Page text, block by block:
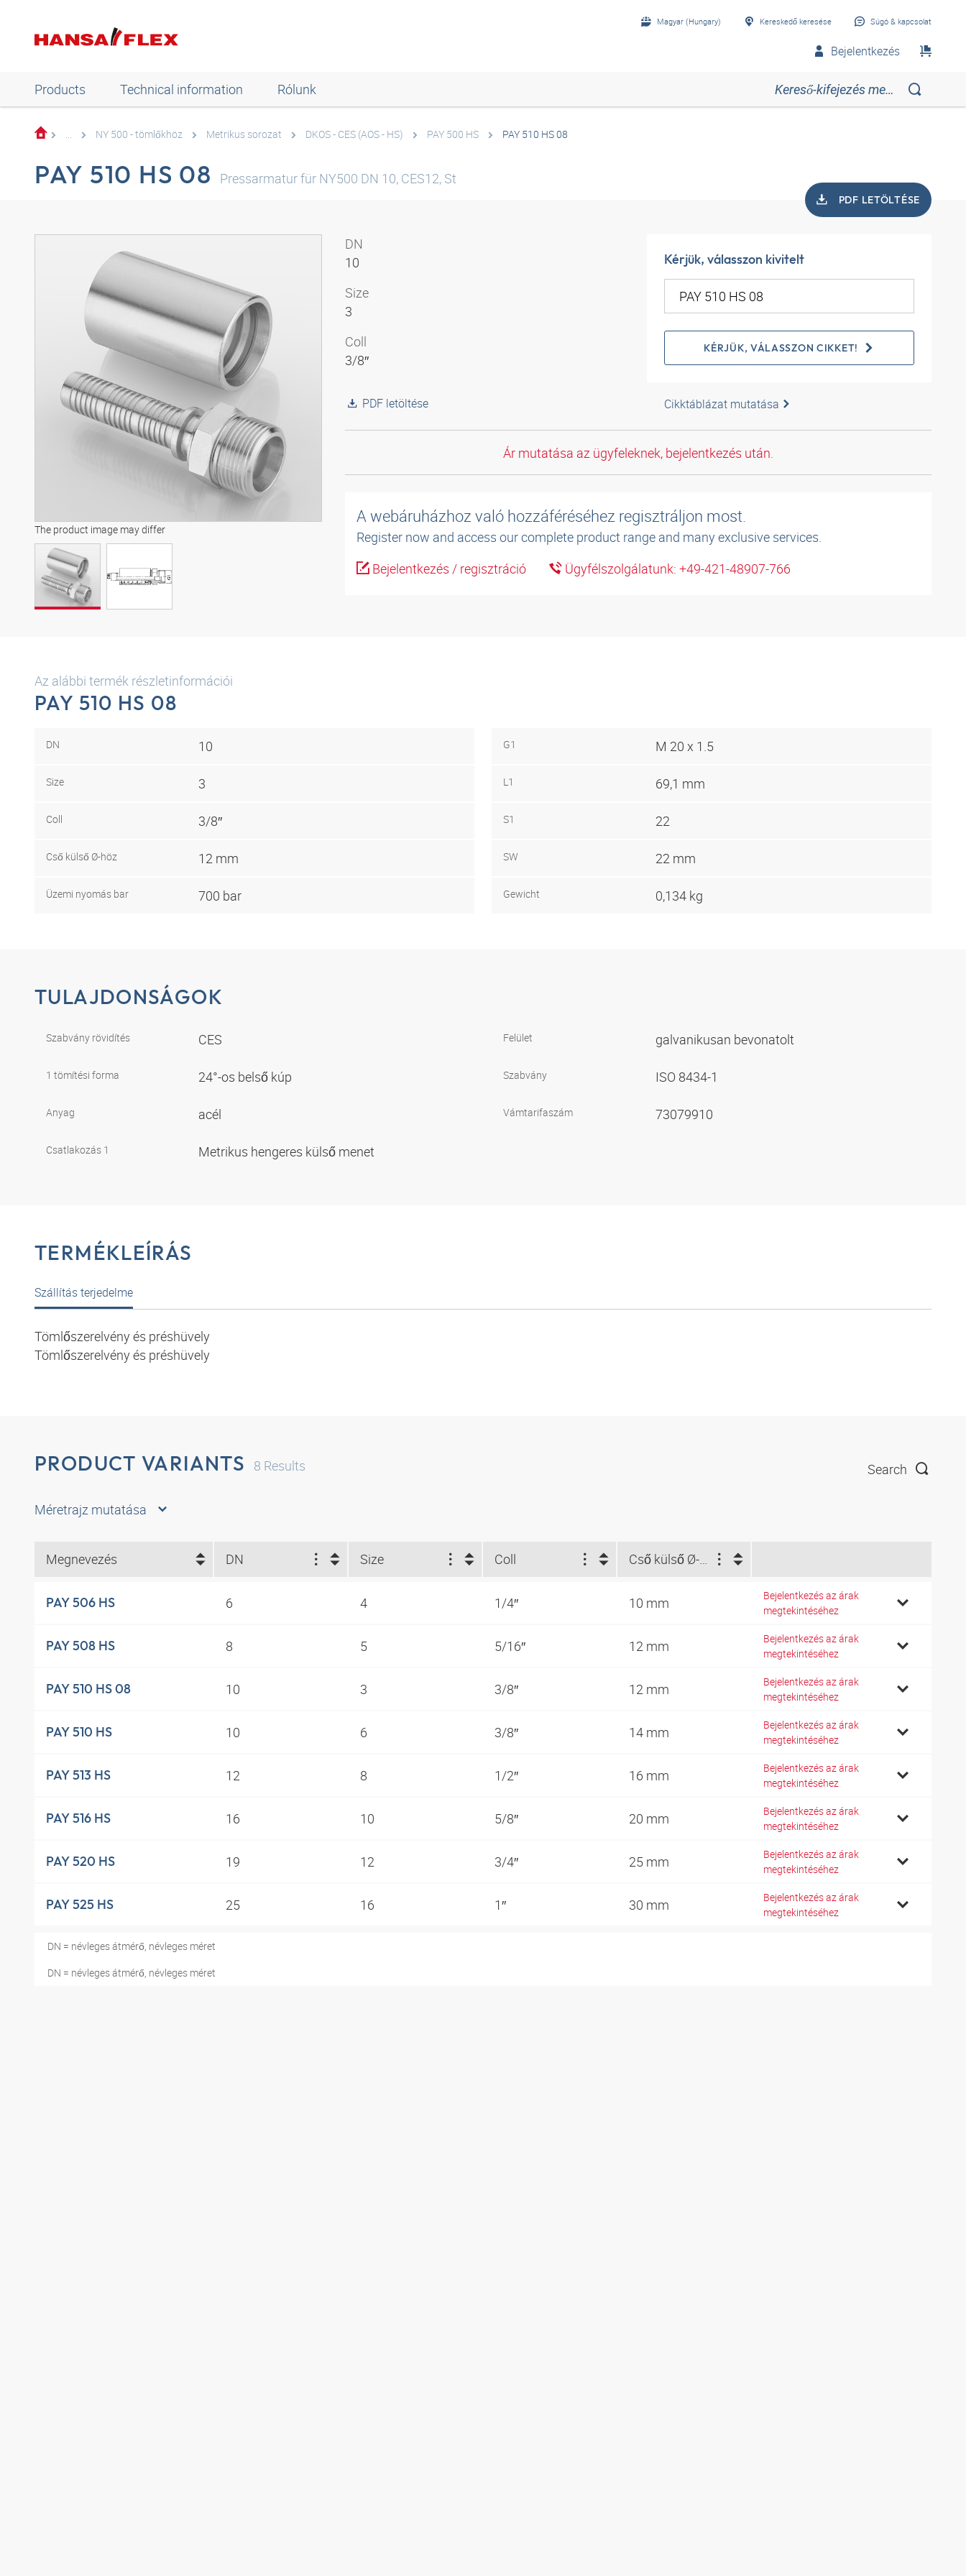
Magyar (Hungary) Kereskedő keresése Súgó & kapcsolat
Bejelentkezés
Products Technical information Rólunk
... NY 500 - tömlőkhöz Metrikus sorozat DKOS - CES (AOS - HS) PAY 500 HS PAY 510 HS 08
PAY 510 HS 08 Pressarmatur für NY500 DN 10, CES12, St
PDF LETÖLTÉSE
The product image may differ
DN
10
Size
3
Coll
3/8″
PDF letöltése
Kérjük, válasszon kivitelt
KÉRJÜK, VÁLASSZON CIKKET!
Cikktáblázat mutatása
Ár mutatása az ügyfeleknek, bejelentkezés után.
A webáruházhoz való hozzáféréséhez regisztráljon most.
Register now and access our complete product range and many exclusive services.
Bejelentkezés / regisztráció
Ügyfélszolgálatunk: +49-421-48907-766
Az alábbi termék részletinformációi
PAY 510 HS 08
DN 10
Size 3
Coll 3/8″
Cső külső Ø-höz 12 mm
Üzemi nyomás bar 700 bar
G1 M 20 x 1.5
L1 69,1 mm
S1 22
SW 22 mm
Gewicht 0,134 kg
TULAJDONSÁGOK
Szabvány rövidítés CES
1 tömítési forma 24°-os belső kúp
Anyag acél
Csatlakozás 1 Metrikus hengeres külső menet
Felület galvanikusan bevonatolt
Szabvány ISO 8434-1
Vámtarifaszám 73079910
TERMÉKLEÍRÁS
Szállítás terjedelme
Tömlőszerelvény és préshüvely
Tömlőszerelvény és préshüvely
PRODUCT VARIANTS 8 Results Search
Méretrajz mutatása
Megnevezés DN Size Coll Cső külső Ø-höz (mm)
PAY 506 HS 6 4 1/4″ 10 mm
Bejelentkezés az árak
megtekintéséhez
PAY 508 HS 8 5 5/16″ 12 mm
Bejelentkezés az árak
megtekintéséhez
PAY 510 HS 08 10 3 3/8″ 12 mm
Bejelentkezés az árak
megtekintéséhez
PAY 510 HS 10 6 3/8″ 14 mm
Bejelentkezés az árak
megtekintéséhez
PAY 513 HS 12 8 1/2″ 16 mm
Bejelentkezés az árak
megtekintéséhez
PAY 516 HS 16 10 5/8″ 20 mm
Bejelentkezés az árak
megtekintéséhez
PAY 520 HS 19 12 3/4″ 25 mm
Bejelentkezés az árak
megtekintéséhez
PAY 525 HS 25 16 1″ 30 mm
Bejelentkezés az árak
megtekintéséhez
DN = névleges átmérő, névleges méret
DN = névleges átmérő, névleges méret